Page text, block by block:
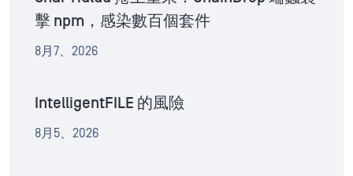
擊 npm，感染數百個套件
8月7、2026
IntelligentFILE 的風險
8月5、2026